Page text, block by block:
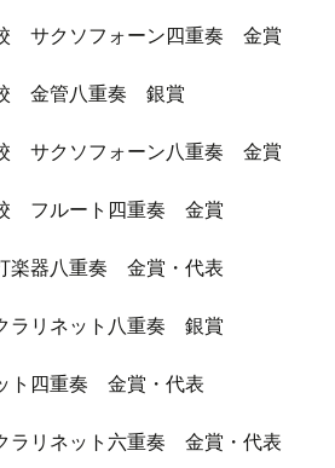
サクソフォーン四重奏 金賞
金管八重奏 銀賞
サクソフォーン八重奏 金賞
フルート四重奏 金賞
楽器八重奏 金賞・代表
ラリネット八重奏 銀賞
ト四重奏 金賞・代表
リネット六重奏 金賞・代表